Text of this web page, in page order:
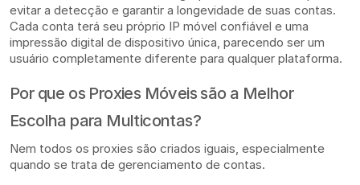
evitar a detecção e garantir a longevidade de suas contas.
Cada conta terá seu próprio IP móvel confiável e uma
impressão digital de dispositivo única, parecendo ser um
usuário completamente diferente para qualquer plataforma.
Por que os Proxies Móveis são a Melhor
Escolha para Multicontas?
Nem todos os proxies são criados iguais, especialmente
quando se trata de gerenciamento de contas.